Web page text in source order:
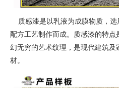
质感漆是以乳液为成膜物质，选
配方工艺制作而成。质感漆的特
幻无穷的艺术纹理，是现代建筑
材。